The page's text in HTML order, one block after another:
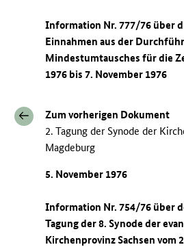
Information Nr. 777/76 über
Einnahmen aus der
Mindestumtausches für die
1976 bis 7. November 1976
Zum vorherigen Dokument
2. Tagung der Synode der
Magdeburg
5. November 1976
Information Nr. 754/76 über
Tagung der 8. Synode der
Kirchenprovinz Sachsen vom